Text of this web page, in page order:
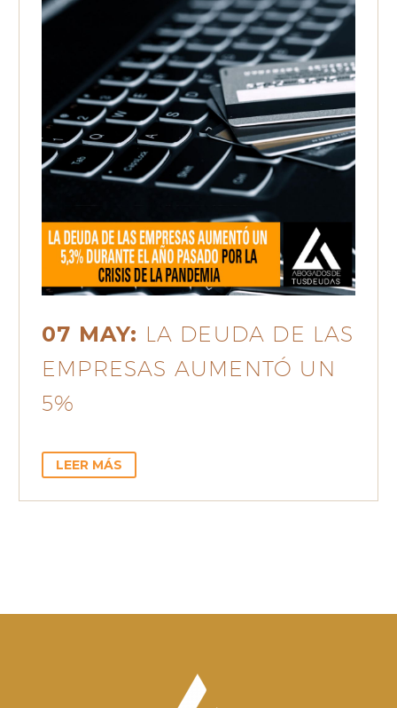
07 MAY: LA DEUDA DE LAS
EMPRESAS AUMENTÓ UN
5%
LEER MÁS